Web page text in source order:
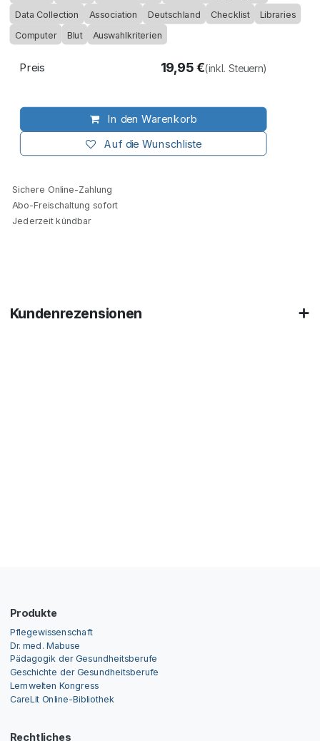
Data Collection Association Deutschland Checklist Libraries
Computer Blut Auswahlkriterien
In den Warenkorb
Auf die Wunschliste
Preis 19,95€(inkl. Steuern)
Sichere Online-Zahlung
Abo-Freischaltung sofort
Jederzeit kündbar
Kundenrezensionen
Produkte
Pflegewissenschaft
Dr. med. Mabuse
Pädagogik der Gesundheitsberufe
Geschichte der Gesundheitsberufe
Lernwelten Kongress
CareLit Online-Bibliothek
Rechtliches